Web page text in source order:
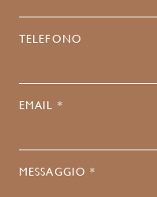
TELEFONO
EMAIL *
MESSAGGIO *